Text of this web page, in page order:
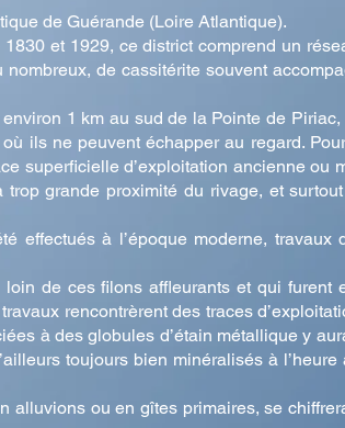
de Guérande (Loire Atlantique).
et 1929, ce district comprend un
de cassitérite souvent
1 km au sud de la Pointe de
ils ne peuvent échapper au regard.
superficielle d’exploitation ancienne ou
trop grande proximité du rivage, et
effectués à l’époque moderne, travaux
de ces filons affleurants et qui furent
rencontrèrent des traces
à des globules d’étain métallique y
toujours bien minéralisés à l’heure
alluvions ou en gîtes primaires, se